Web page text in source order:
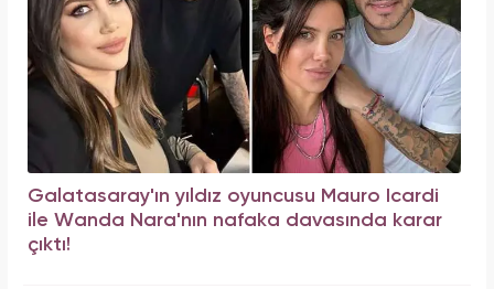
Galatasaray'ın yıldız oyuncusu Mauro Icardi
ile Wanda Nara'nın nafaka davasında karar
çıktı!